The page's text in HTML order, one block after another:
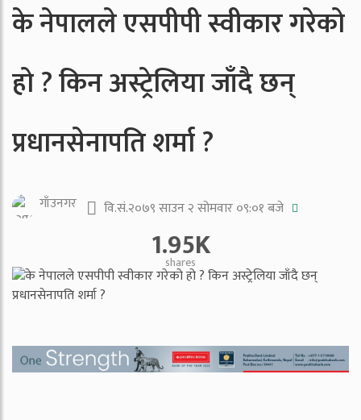
के नेपालले एसपीपी स्वीकार गरेको
हो ? किन अस्ट्रेलिया जाँदै छन्
प्रधानसेनापति शर्मा ?
गाँउनगर वि.सं.२०७९ साउन २ सोमवार ०९:०१ बजे
1.95K
shares